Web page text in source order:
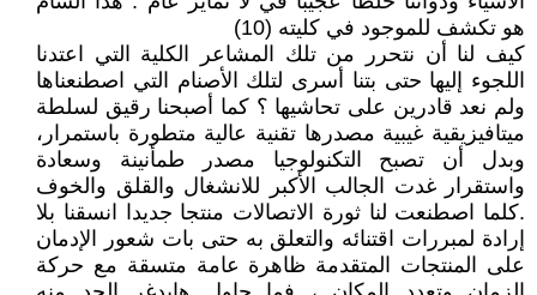
هو تكشف للموجود في كليته (10)
كيف لنا أن نتحرر من تلك المشاعر الكلية التي اعتدنا
اللجوء إليها حتى بتنا أسرى لتلك الأصنام التي اصطنعناها
ولم نعد قادرين على تحاشيها ؟ كما أصبحنا رقيق لسلطة
ميتافيزيقية غيبية مصدرها تقنية عالية متطورة باستمرار،
وبدل أن تصبح التكنولوجيا مصدر طمأنينة وسعادة
واستقرار غدت الجالب الأكبر للانشغال والقلق والخوف
.كلما اصطنعت لنا ثورة الاتصالات منتجا جديدا انسقنا بلا
إرادة لمبررات اقتنائه والتعلق به حتى بات شعور الإدمان
على المنتجات المتقدمة ظاهرة عامة متسقة مع حركة